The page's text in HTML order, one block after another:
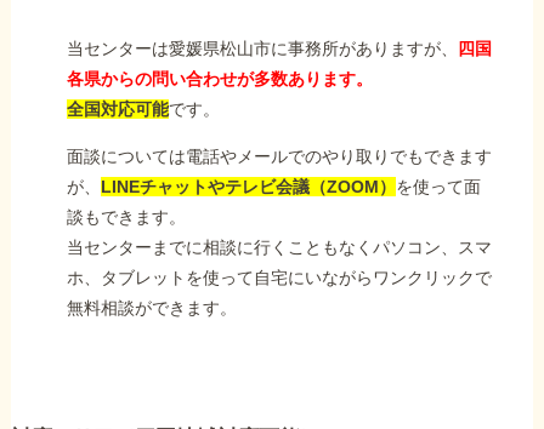
当センターは愛媛県松山市に事務所がありますが、
四国
各県からの問い合わせが多数あります。
全国対応可能です。
面談については電話やメールでのやり取りでもできます
が、 LINEチャットやテレビ会議（ZOOM） を使って面
談もできます。
当センターまでに相談に行くこともなくパソコン、スマ
ホ、タブレットを使って自宅にいながらワンクリックで
無料相談ができます。